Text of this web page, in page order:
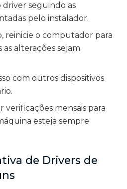
driver seguindo as
pelo instalador.
reinicie o computador para
alterações sejam
com outros dispositivos
verificações mensais para
esteja sempre
de Drivers de